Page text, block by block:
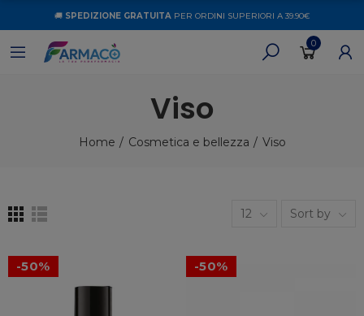
🚚 SPEDIZIONE GRATUITAPER ORDINI SUPERIORI A 39.90€
0
Viso
Home Cosmetica e bellezza Viso
12 Sort by
-50% -50%